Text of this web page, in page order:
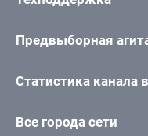
Предвыборная
Статистика канала
Все города сети